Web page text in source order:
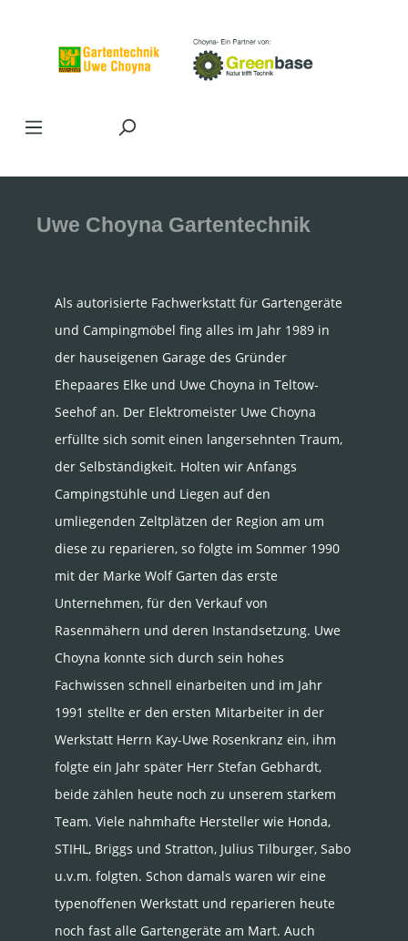
Uwe Choyna Gartentechnik
Als autorisierte Fachwerkstatt für Gartengeräte
und Campingmöbel fing alles im Jahr 1989 in
der hauseigenen Garage des Gründer
Ehepaares Elke und Uwe Choyna in Teltow-
Seehof an. Der Elektromeister Uwe Choyna
erfüllte sich somit einen langersehnten Traum,
der Selbständigkeit. Holten wir Anfangs
Campingstühle und Liegen auf den
umliegenden Zeltplätzen der Region am um
diese zu reparieren, so folgte im Sommer 1990
mit der Marke Wolf Garten das erste
Unternehmen, für den Verkauf von
Rasenmähern und deren Instandsetzung. Uwe
Choyna konnte sich durch sein hohes
Fachwissen schnell einarbeiten und im Jahr
1991 stellte er den ersten Mitarbeiter in der
Werkstatt Herrn Kay-Uwe Rosenkranz ein, ihm
folgte ein Jahr später Herr Stefan Gebhardt,
beide zählen heute noch zu unserem starkem
Team. Viele nahmhafte Hersteller wie Honda,
STIHL, Briggs und Stratton, Julius Tilburger, Sabo
u.v.m. folgten. Schon damals waren wir eine
typenoffenen Werkstatt und reparieren heute
noch fast alle Gartengeräte am Mart. Auch